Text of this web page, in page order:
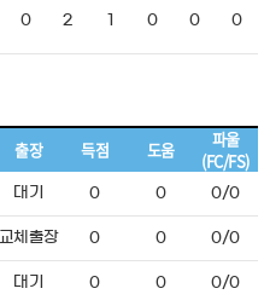
0 2 1 0 0 0
출장 득점 도움
파울
(FC/FS)
대기 0 0 0/0
교체출장 0 0 0/0
대기 0 0 0/0